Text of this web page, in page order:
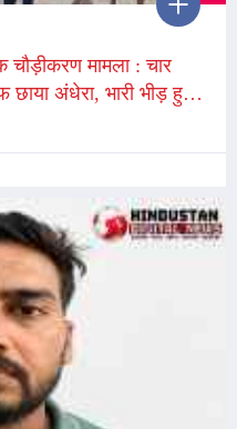
चौड़ीकरण मामला : चार
छाया अंधेरा, भारी भीड़ हुई